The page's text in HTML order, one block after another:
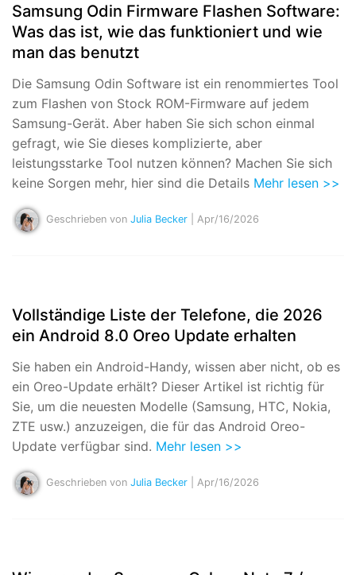
Samsung Odin Firmware Flashen Software:
Was das ist, wie das funktioniert und wie
man das benutzt
Die Samsung Odin Software ist ein renommiertes Tool
zum Flashen von Stock ROM-Firmware auf jedem
Samsung-Gerät. Aber haben Sie sich schon einmal
gefragt, wie Sie dieses komplizierte, aber
leistungsstarke Tool nutzen können? Machen Sie sich
keine Sorgen mehr, hier sind die Details Mehr lesen >>
Geschrieben von Julia Becker | Apr/16/2026
Vollständige Liste der Telefone, die 2026
ein Android 8.0 Oreo Update erhalten
Sie haben ein Android-Handy, wissen aber nicht, ob es
ein Oreo-Update erhält? Dieser Artikel ist richtig für
Sie, um die neuesten Modelle (Samsung, HTC, Nokia,
ZTE usw.) anzuzeigen, die für das Android Oreo-
Update verfügbar sind. Mehr lesen >>
Geschrieben von Julia Becker | Apr/16/2026